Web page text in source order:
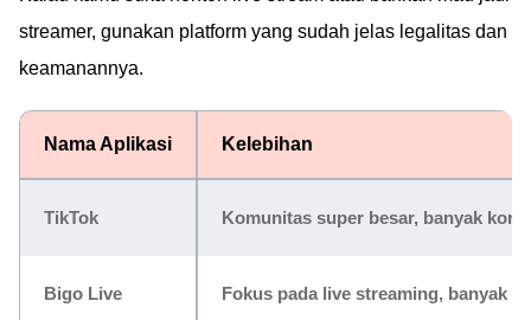
streamer, gunakan platform yang sudah jelas legalitas dan
keamanannya.
Nama Aplikasi Kelebihan
TikTok Komunitas super besar, banyak
Bigo Live Fokus pada live streaming, banyak